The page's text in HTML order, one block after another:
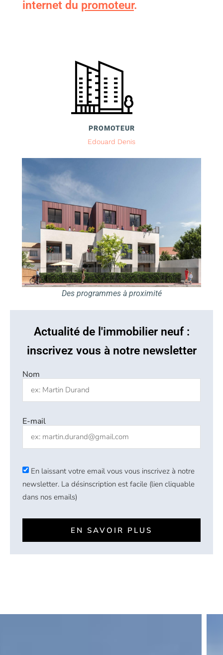
internet du promoteur.
PROMOTEUR
Edouard Denis
Des programmes à proximité
Actualité de l'immobilier neuf :
inscrivez vous à notre newsletter
Nom
E-mail
En laissant votre email vous vous inscrivez à notre
newsletter. La désinscription est facile (lien cliquable
dans nos emails)
EN SAVOIR PLUS